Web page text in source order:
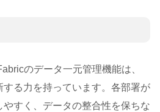
のデータ一元管理機能は、
る力を持っています。各部署が
すく、データの整合性を保ちな